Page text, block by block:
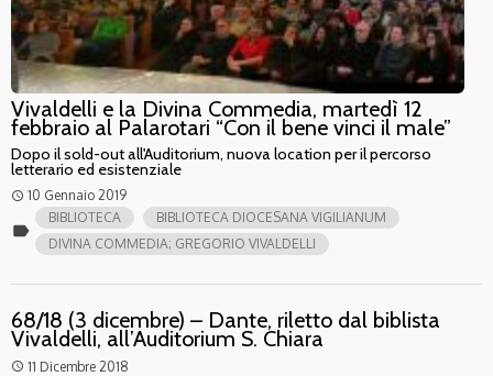
Vivaldelli e la Divina Commedia, martedì 12
febbraio al Palarotari “Con il bene vinci il male”
Dopo il sold-out all'Auditorium, nuova location per il percorso
letterario ed esistenziale
access_time 10 Gennaio 2019
label
BIBLIOTECA
BIBLIOTECA DIOCESANA VIGILIANUM
DIVINA COMMEDIA; GREGORIO VIVALDELLI
68/18 (3 dicembre) – Dante, riletto dal biblista
Vivaldelli, all’Auditorium S. Chiara
access_time 11 Dicembre 2018